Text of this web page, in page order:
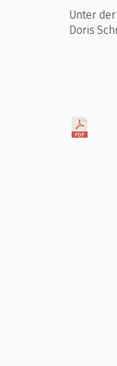
Unter
Doris